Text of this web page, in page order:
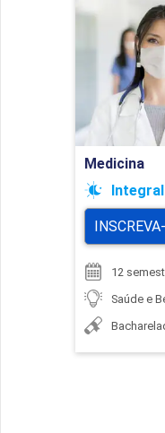
Medicina
Integral
12
Saúde e